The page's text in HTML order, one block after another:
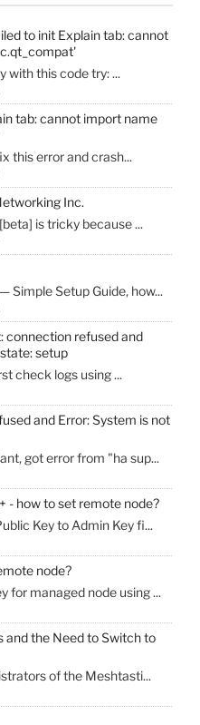
to init Explain tab: cannot
with this code try: ...
tab: cannot import name
this error and crash...
Inc.
is tricky because ...
Simple Setup Guide, how...
connection refused and
setup
check logs using ...
and Error: System is not
got error from "ha sup...
- how to set remote node?
Key to Admin Key fi...
node?
for managed node using ...
and the Need to Switch to
of the Meshtasti...